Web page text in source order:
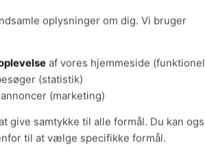
SU, TR, AMR, kolleger, den
har en gunstig effekt på
oplysninger om dig. Vi bruger
af vores hjemmeside
(statistik)
annoncer (marketing)
give samtykke til alle formål. Du kan
til at vælge specifikke formål.